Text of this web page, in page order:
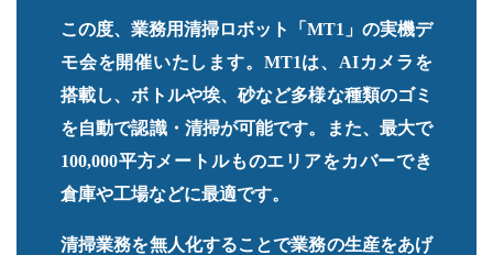
この度、業務用清掃ロボット「MT1」の実機デ
モ会を開催いたします。MT1は、AIカメラを
搭載し、ボトルや埃、砂など多様な種類のゴミ
を自動で認識・清掃が可能です。また、最大で
100,000平方メートルものエリアをカバーでき
倉庫や工場などに最適です。
清掃業務を無人化することで業務の生産をあげ